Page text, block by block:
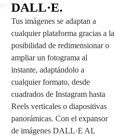
DALL·E.
Tus imágenes se adaptan a
cualquier plataforma gracias a la
posibilidad de redimensionar o
ampliar un fotograma al
instante, adaptándolo a
cualquier formato, desde
cuadrados de Instagram hasta
Reels verticales o diapositivas
panorámicas. Con el expansor
de imágenes DALL·E AI,